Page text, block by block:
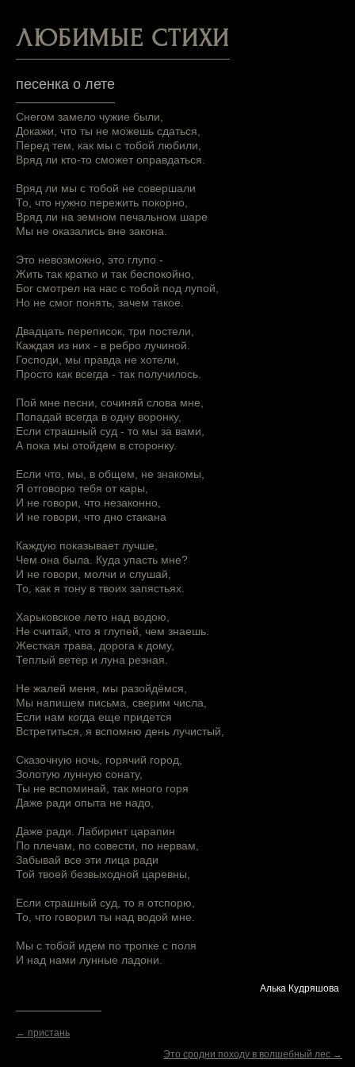
ЛЮБИМЫЕ СТИХИ
песенка о лете
Снегом замело чужие были,
Докажи, что ты не можешь сдаться,
Перед тем, как мы с тобой любили,
Вряд ли кто-то сможет оправдаться.
Вряд ли мы с тобой не совершали
То, что нужно пережить покорно,
Вряд ли на земном печальном шаре
Мы не оказались вне закона.
Это невозможно, это глупо -
Жить так кратко и так беспокойно,
Бог смотрел на нас с тобой под лупой,
Но не смог понять, зачем такое.
Двадцать переписок, три постели,
Каждая из них - в ребро лучиной.
Господи, мы правда не хотели,
Просто как всегда - так получилось.
Пой мне песни, сочиняй слова мне,
Попадай всегда в одну воронку,
Если страшный суд - то мы за вами,
А пока мы отойдем в сторонку.
Если что, мы, в общем, не знакомы,
Я отговорю тебя от кары,
И не говори, что незаконно,
И не говори, что дно стакана
Каждую показывает лучше,
Чем она была. Куда упасть мне?
И не говори, молчи и слушай,
То, как я тону в твоих запястьях.
Харьковское лето над водою,
Не считай, что я глупей, чем знаешь.
Жесткая трава, дорога к дому,
Теплый ветер и луна резная.
Не жалей меня, мы разойдёмся,
Мы напишем письма, сверим числа,
Если нам когда еще придется
Встретиться, я вспомню день лучистый,
Сказочную ночь, горячий город,
Золотую лунную сонату,
Ты не вспоминай, так много горя
Даже ради опыта не надо,
Даже ради. Лабиринт царапин
По плечам, по совести, по нервам,
Забывай все эти лица ради
Той твоей безвыходной царевны,
Если страшный суд, то я отспорю,
То, что говорил ты над водой мне.
Мы с тобой идем по тропке с поля
И над нами лунные ладони.
Алька Кудряшова
← пристань
Это сродни походу в волшебный лес →